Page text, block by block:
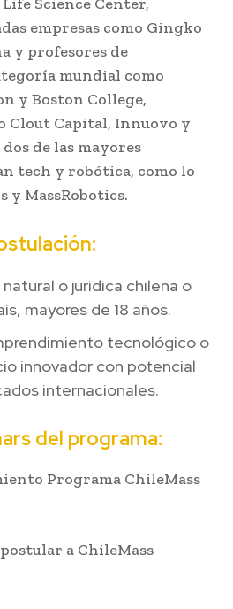
empresas como Gingko
y profesores de
mundial como
y Boston College,
Clout Capital, Innuovo y
de las mayores
tech y robótica, como lo
y MassRobotics.
o jurídica chilena o
mayores de 18 años.
tecnológico o
innovador con potencial
internacionales.
del programa:
Programa ChileMass
a ChileMass